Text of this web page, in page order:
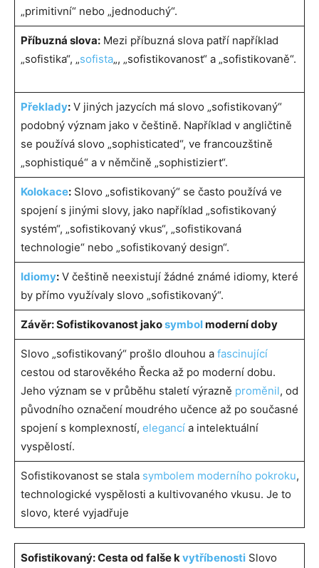
„primitivní“ nebo „jednoduchý“.
Příbuzná slova:Mezi příbuzná slova patří například
„sofistika“, „sofista„, „sofistikovanost“ a „sofistikovaně“.
Překlady:V jiných jazycích má slovo „sofistikovaný“
podobný význam jako v češtině. Například v angličtině
se používá slovo „sophisticated“, ve francouzštině
„sophistiqué“ a v němčině „sophistiziert“.
Kolokace:Slovo „sofistikovaný“ se často používá ve
spojení s jinými slovy, jako například „sofistikovaný
systém“, „sofistikovaný vkus“, „sofistikovaná
technologie“ nebo „sofistikovaný design“.
Idiomy:V češtině neexistují žádné známé idiomy, které
by přímo využívaly slovo „sofistikovaný“.
Závěr: Sofistikovanost jakosymbolmoderní doby
Slovo „sofistikovaný“ prošlo dlouhou a fascinující
cestou od starověkého Řecka až po moderní dobu.
Jeho význam se v průběhu staletí výrazně proměnil, od
původního označení moudrého učence až po současné
spojení s komplexností, elegancía intelektuální
vyspělostí.
Sofistikovanost se stala symbolem moderního pokroku,
technologické vyspělosti a kultivovaného vkusu. Je to
slovo, které vyjadřuje
Sofistikovaný: Cesta od falše k vytříbenostiSlovo